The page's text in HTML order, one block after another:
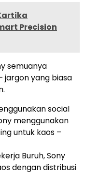
Precision
semuanya
jargon yang biasa
social
menggunakan
untuk kaos –
Buruh, Sony
dengan distribusi